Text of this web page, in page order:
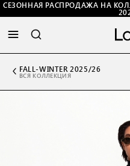
СЕЗОННАЯ РАСПРОДАЖА НА
FALL-WINTER 2025/26
ВСЯ КОЛЛЕКЦИЯ